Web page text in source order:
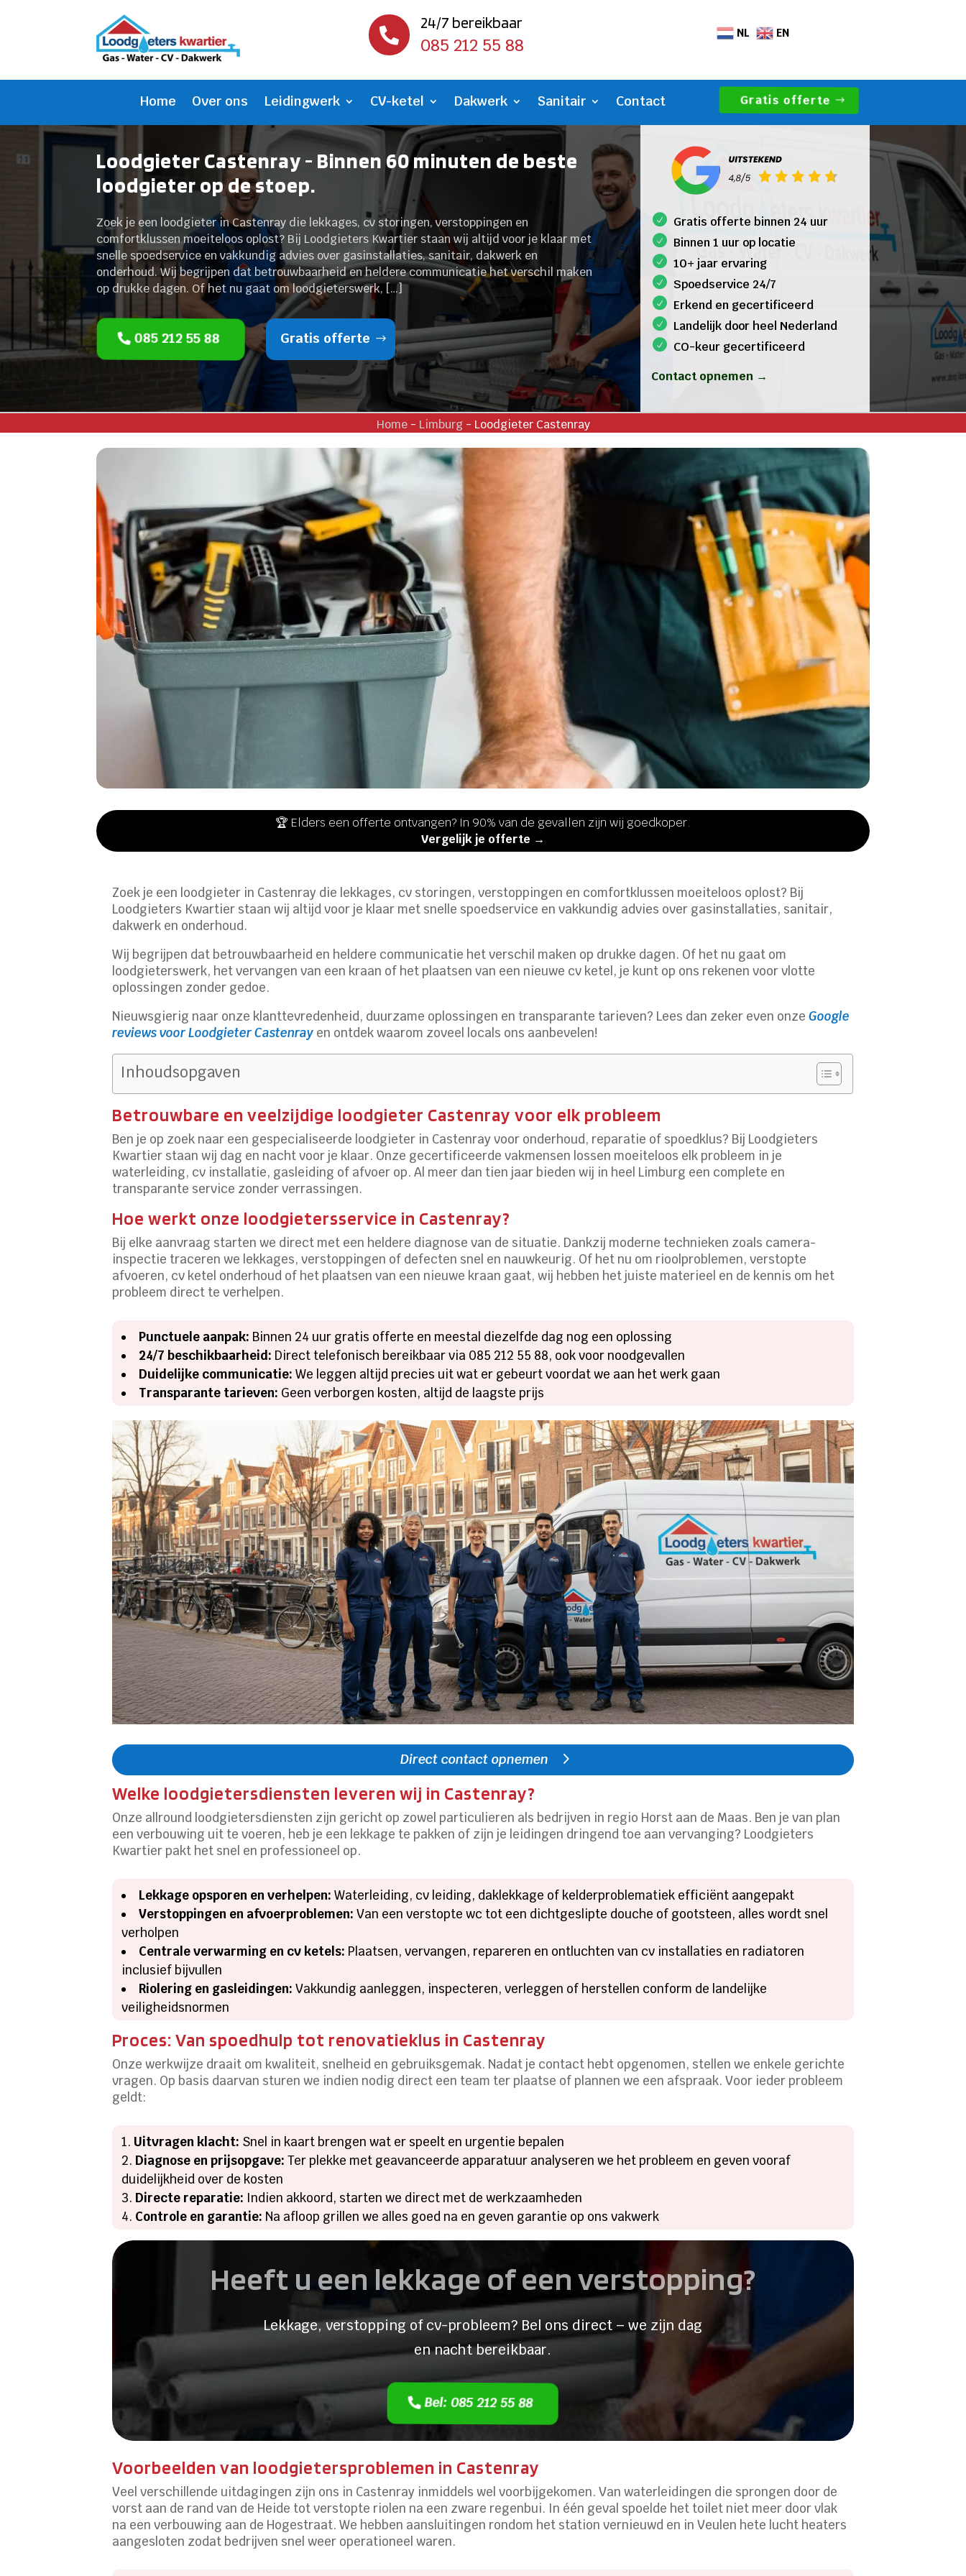

24/7 bereikbaar
085 212 55 88
NL EN
Home Over ons Leidingwerk CV-ketel Dakwerk Sanitair Contact Gratis offerte
Loodgieter Castenray - Binnen 60 minuten de beste
loodgieter op de stoep.
Zoek je een loodgieter in Castenray die lekkages, cv storingen, verstoppingen en
comfortklussen moeiteloos oplost? Bij Loodgieters Kwartier staan wij altijd voor je klaar met
snelle spoedservice en vakkundig advies over gasinstallaties, sanitair, dakwerk en
onderhoud. Wij begrijpen dat betrouwbaarheid en heldere communicatie het verschil maken
op drukke dagen. Of het nu gaat om loodgieterswerk, […]
085 212 55 88 Gratis offerte
Gratis offerte binnen 24 uur
Binnen 1 uur op locatie
10+ jaar ervaring
Spoedservice 24/7
Erkend en gecertificeerd
Landelijk door heel Nederland
CO-keur gecertificeerd
Contact opnemen →
Home- Limburg- Loodgieter Castenray
🏆 Elders een offerte ontvangen? In 90% van de gevallen zijn wij goedkoper.
Vergelijk je offerte →
Zoek je een loodgieter in Castenray die lekkages, cv storingen, verstoppingen en comfortklussen moeiteloos oplost? Bij
Loodgieters Kwartier staan wij altijd voor je klaar met snelle spoedservice en vakkundig advies over gasinstallaties, sanitair,
dakwerk en onderhoud.
Wij begrijpen dat betrouwbaarheid en heldere communicatie het verschil maken op drukke dagen. Of het nu gaat om
loodgieterswerk, het vervangen van een kraan of het plaatsen van een nieuwe cv ketel, je kunt op ons rekenen voor vlotte
oplossingen zonder gedoe.
Nieuwsgierig naar onze klanttevredenheid, duurzame oplossingen en transparante tarieven? Lees dan zeker even onzeGoogle
reviews voor Loodgieter Castenray en ontdek waarom zoveel locals ons aanbevelen!
Inhoudsopgaven
Betrouwbare en veelzijdige loodgieter Castenray voor elk probleem
Ben je op zoek naar een gespecialiseerde loodgieter in Castenray voor onderhoud, reparatie of spoedklus? Bij Loodgieters
Kwartier staan wij dag en nacht voor je klaar. Onze gecertificeerde vakmensen lossen moeiteloos elk probleem in je
waterleiding, cv installatie, gasleiding of afvoer op. Al meer dan tien jaar bieden wij in heel Limburg een complete en
transparante service zonder verrassingen.
Hoe werkt onze loodgietersservice in Castenray?
Bij elke aanvraag starten we direct met een heldere diagnose van de situatie. Dankzij moderne technieken zoals camera-
inspectie traceren we lekkages, verstoppingen of defecten snel en nauwkeurig. Of het nu om rioolproblemen, verstopte
afvoeren, cv ketel onderhoud of het plaatsen van een nieuwe kraan gaat, wij hebben het juiste materieel en de kennis om het
probleem direct te verhelpen.
Punctuele aanpak: Binnen 24 uur gratis offerte en meestal diezelfde dag nog een oplossing
24/7 beschikbaarheid: Direct telefonisch bereikbaar via 085 212 55 88, ook voor noodgevallen
Duidelijke communicatie: We leggen altijd precies uit wat er gebeurt voordat we aan het werk gaan
Transparante tarieven: Geen verborgen kosten, altijd de laagste prijs
Direct contact opnemen
Welke loodgietersdiensten leveren wij in Castenray?
Onze allround loodgietersdiensten zijn gericht op zowel particulieren als bedrijven in regio Horst aan de Maas. Ben je van plan
een verbouwing uit te voeren, heb je een lekkage te pakken of zijn je leidingen dringend toe aan vervanging? Loodgieters
Kwartier pakt het snel en professioneel op.
Lekkage opsporen en verhelpen: Waterleiding, cv leiding, daklekkage of kelderproblematiek efficiënt aangepakt
Verstoppingen en afvoerproblemen: Van een verstopte wc tot een dichtgeslipte douche of gootsteen, alles wordt snel
verholpen
Centrale verwarming en cv ketels: Plaatsen, vervangen, repareren en ontluchten van cv installaties en radiatoren
inclusief bijvullen
Riolering en gasleidingen: Vakkundig aanleggen, inspecteren, verleggen of herstellen conform de landelijke
veiligheidsnormen
Proces: Van spoedhulp tot renovatieklus in Castenray
Onze werkwijze draait om kwaliteit, snelheid en gebruiksgemak. Nadat je contact hebt opgenomen, stellen we enkele gerichte
vragen. Op basis daarvan sturen we indien nodig direct een team ter plaatse of plannen we een afspraak. Voor ieder probleem
geldt:
Uitvragen klacht: Snel in kaart brengen wat er speelt en urgentie bepalen
Diagnose en prijsopgave: Ter plekke met geavanceerde apparatuur analyseren we het probleem en geven vooraf
duidelijkheid over de kosten
Directe reparatie: Indien akkoord, starten we direct met de werkzaamheden
Controle en garantie: Na afloop grillen we alles goed na en geven garantie op ons vakwerk
Heeft u een lekkage of een verstopping?
Lekkage, verstopping of cv-probleem? Bel ons direct – we zijn dag
en nacht bereikbaar.
Bel: 085 212 55 88
Voorbeelden van loodgietersproblemen in Castenray
Veel verschillende uitdagingen zijn ons in Castenray inmiddels wel voorbijgekomen. Van waterleidingen die sprongen door de
vorst aan de rand van de Heide tot verstopte riolen na een zware regenbui. In één geval spoelde het toilet niet meer door vlak
na een verbouwing aan de Hogestraat. We hebben aansluitingen rondom het station vernieuwd en in Veulen hete lucht heaters
aangesloten zodat bedrijven snel weer operationeel waren.